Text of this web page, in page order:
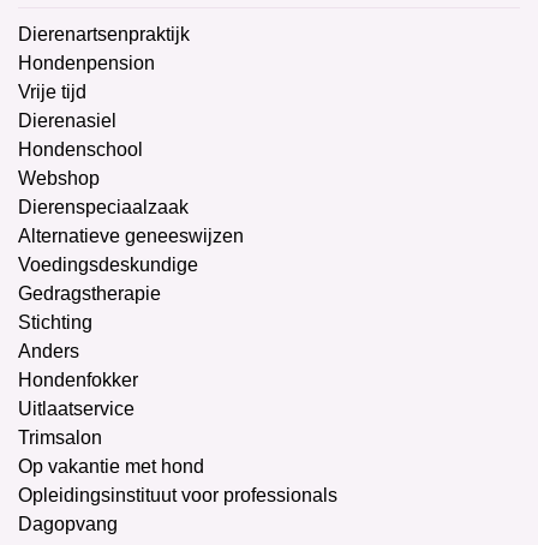
Dierenartsenpraktijk
Hondenpension
Vrije tijd
Dierenasiel
Hondenschool
Webshop
Dierenspeciaalzaak
Alternatieve geneeswijzen
Voedingsdeskundige
Gedragstherapie
Stichting
Anders
Hondenfokker
Uitlaatservice
Trimsalon
Op vakantie met hond
Opleidingsinstituut voor professionals
Dagopvang